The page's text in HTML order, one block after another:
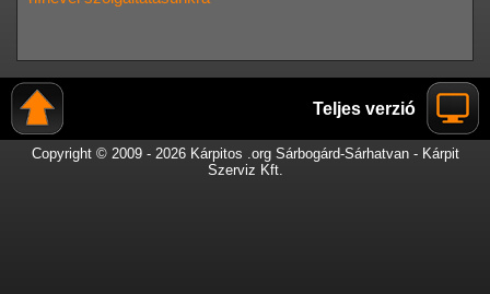
Teljes verzió
Copyright © 2009 - 2026 Kárpitos .org Sárbogárd-Sárhatvan - Kárpit
Szerviz Kft.